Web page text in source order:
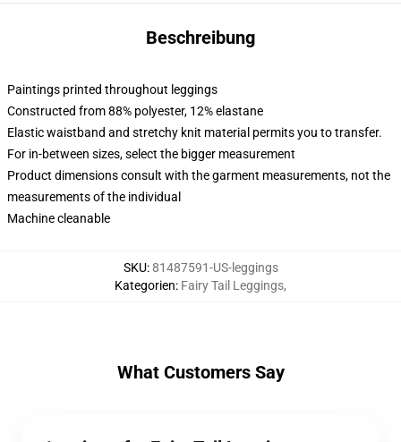
Beschreibung
Paintings printed throughout leggings
Constructed from 88% polyester, 12% elastane
Elastic waistband and stretchy knit material permits you to transfer.
For in-between sizes, select the bigger measurement
Product dimensions consult with the garment measurements, not the
measurements of the individual
Machine cleanable
SKU:81487591-US-leggings
Kategorien: Fairy Tail Leggings,
What Customers Say